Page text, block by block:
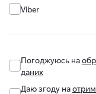
Viber
Погоджуюсь на
даних
Даю згоду на